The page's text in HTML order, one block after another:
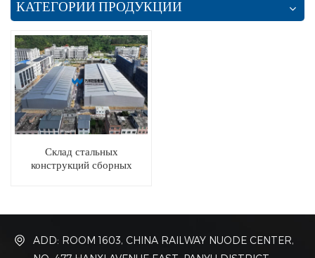
КАТЕГОРИИ ПРОДУКЦИИ
Склад стальных
конструкций сборных
ADD: ROOM 1603, CHINA RAILWAY NUODE CENTER,